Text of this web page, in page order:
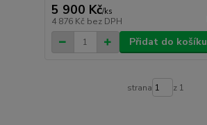
5 900 Kč/ks
4 876 Kč bez DPH
Přidat do košíku
strana z 1